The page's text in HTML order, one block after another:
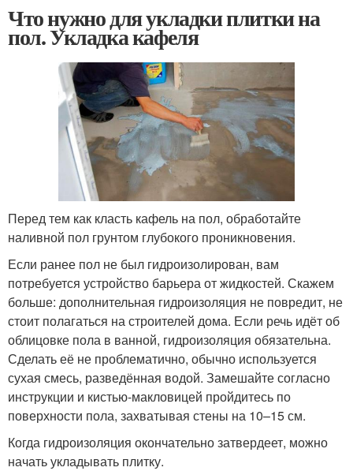
Что нужно для укладки плитки на
пол. Укладка кафеля
Перед тем как класть кафель на пол, обработайте
наливной пол грунтом глубокого проникновения.
Если ранее пол не был гидроизолирован, вам
потребуется устройство барьера от жидкостей. Скажем
больше: дополнительная гидроизоляция не повредит, не
стоит полагаться на строителей дома. Если речь идёт об
облицовке пола в ванной, гидроизоляция обязательна.
Сделать её не проблематично, обычно используется
сухая смесь, разведённая водой. Замешайте согласно
инструкции и кистью-макловицей пройдитесь по
поверхности пола, захватывая стены на 10–15 см.
Когда гидроизоляция окончательно затвердеет, можно
начать укладывать плитку.